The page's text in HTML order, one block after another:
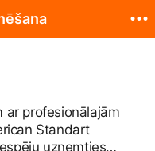
ar profesionālajām
Standart
uzņemties